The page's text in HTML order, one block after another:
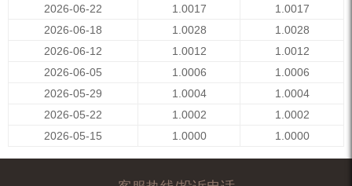
2026-06-22
1.0017
1.0017
2026-06-18
1.0028
1.0028
2026-06-12
1.0012
1.0012
2026-06-05
1.0006
1.0006
2026-05-29
1.0004
1.0004
2026-05-22
1.0002
1.0002
2026-05-15
1.0000 1.0000